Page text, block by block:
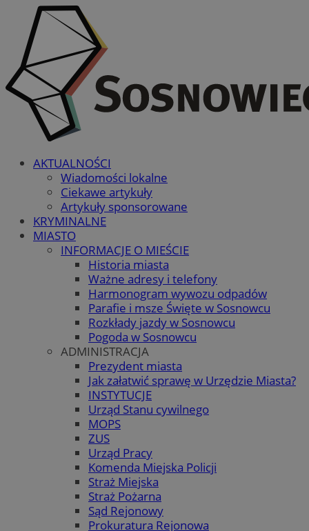
AKTUALNOŚCI
Wiadomości lokalne
Ciekawe artykuły
Artykuły sponsorowane
KRYMINALNE
MIASTO
INFORMACJE O MIEŚCIE
Historia miasta
Ważne adresy i telefony
Harmonogram wywozu odpadów
Parafie i msze Święte w Sosnowcu
Rozkłady jazdy w Sosnowcu
Pogoda w Sosnowcu
ADMINISTRACJA
Prezydent miasta
Jak załatwić sprawę w Urzędzie Miasta?
INSTYTUCJE
Urząd Stanu cywilnego
MOPS
ZUS
Urząd Pracy
Komenda Miejska Policji
Straż Miejska
Straż Pożarna
Sąd Rejonowy
Prokuratura Rejonowa